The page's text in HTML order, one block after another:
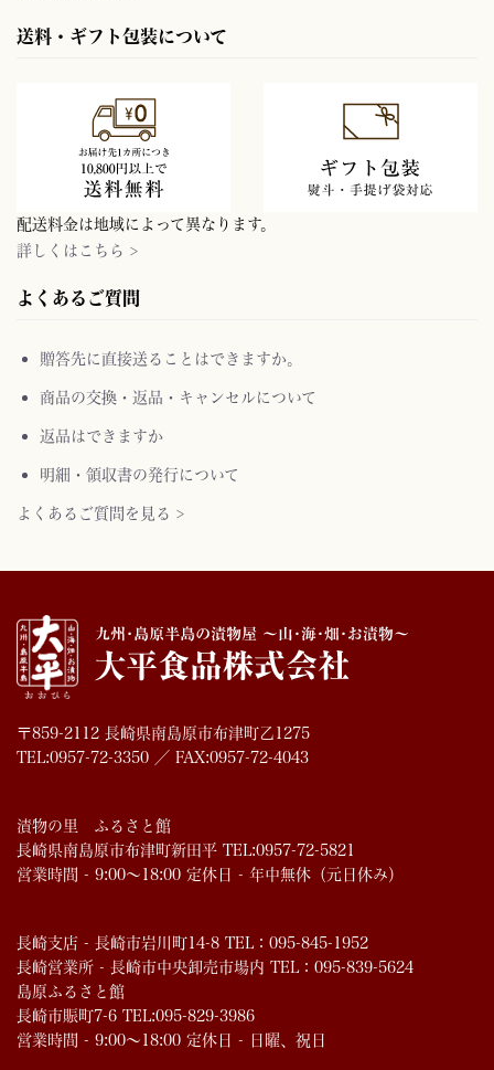
送料・ギフト包装について
配送料金は地域によって異なります。
詳しくはこちら >
よくあるご質問
贈答先に直接送ることはできますか。
商品の交換・返品・キャンセルについて
返品はできますか
明細・領収書の発行について
よくあるご質問を見る >
〒859-2112 長崎県南島原市布津町乙1275
TEL:0957-72-3350 ／ FAX:0957-72-4043
漬物の里 ふるさと館
長崎県南島原市布津町新田平 TEL:0957-72-5821
営業時間 - 9:00～18:00 定休日 - 年中無休（元日休み）
長崎支店 - 長崎市岩川町14-8 TEL：095-845-1952
長崎営業所 - 長崎市中央卸売市場内 TEL：095-839-5624
島原ふるさと館
長崎市賑町7-6 TEL:095-829-3986
営業時間 - 9:00～18:00 定休日 - 日曜、祝日